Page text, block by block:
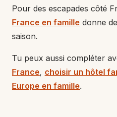
Pour des escapades côté
France en famille donne
saison.
Tu peux aussi compléter
France, choisir un hôtel
Europe en famille.